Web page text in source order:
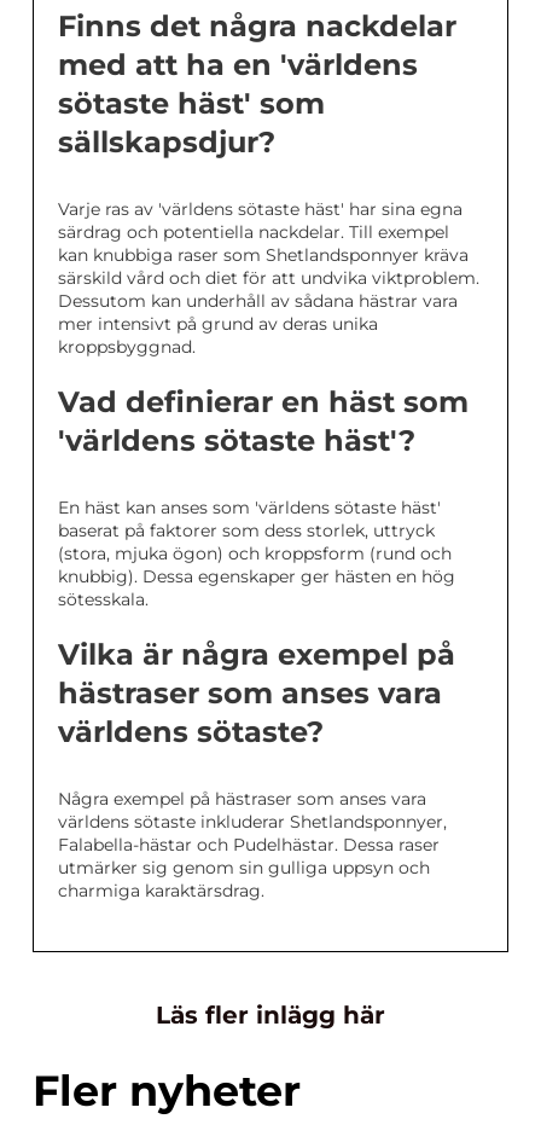
Finns det några nackdelar
med att ha en 'världens
sötaste häst' som
sällskapsdjur?
Varje ras av 'världens sötaste häst' har sina egna
särdrag och potentiella nackdelar. Till exempel
kan knubbiga raser som Shetlandsponnyer kräva
särskild vård och diet för att undvika viktproblem.
Dessutom kan underhåll av sådana hästrar vara
mer intensivt på grund av deras unika
kroppsbyggnad.
Vad definierar en häst som
'världens sötaste häst'?
En häst kan anses som 'världens sötaste häst'
baserat på faktorer som dess storlek, uttryck
(stora, mjuka ögon) och kroppsform (rund och
knubbig). Dessa egenskaper ger hästen en hög
sötesskala.
Vilka är några exempel på
hästraser som anses vara
världens sötaste?
Några exempel på hästraser som anses vara
världens sötaste inkluderar Shetlandsponnyer,
Falabella-hästar och Pudelhästar. Dessa raser
utmärker sig genom sin gulliga uppsyn och
charmiga karaktärsdrag.
Läs fler inlägg här
Fler nyheter